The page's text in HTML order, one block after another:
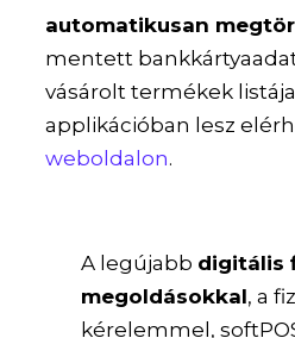
automatikusan
mentett
vásárolt termékek
applikációban lesz
weboldalon.
A legújabb digitális
megoldásokkal, a
kérelemmel,